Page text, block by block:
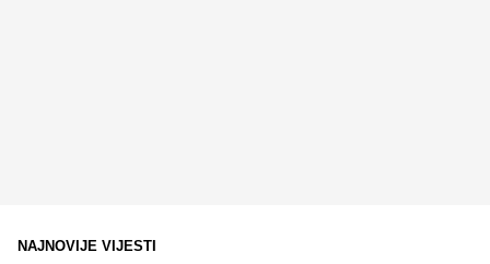
NAJNOVIJE VIJESTI